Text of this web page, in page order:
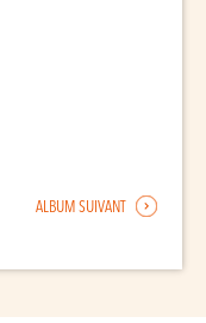
ALBUM SUIVANT